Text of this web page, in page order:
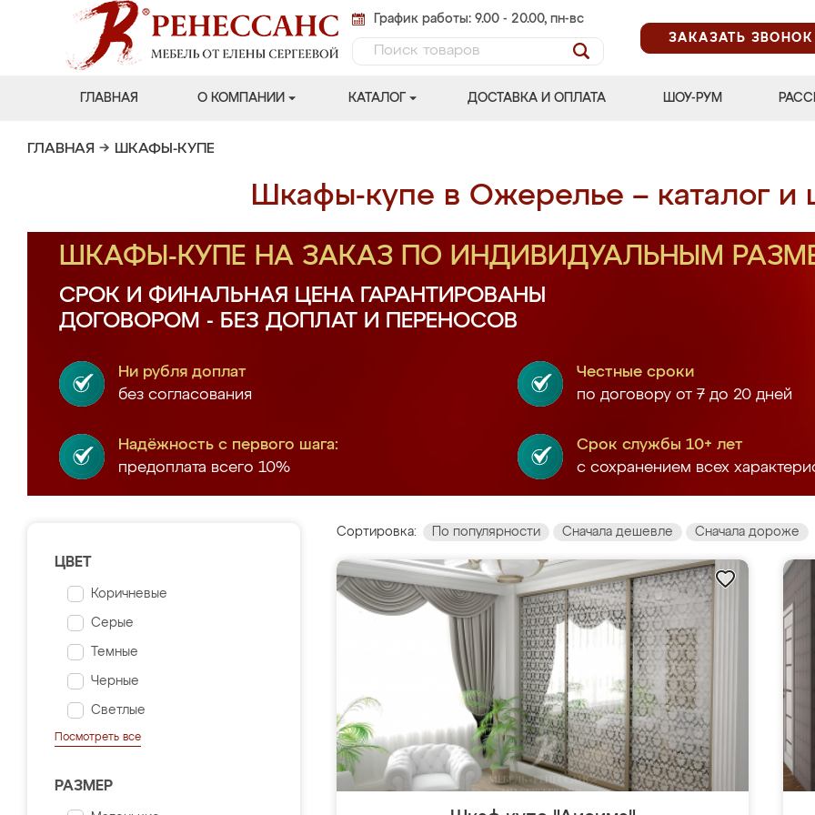
График работы: 9.00 - 20.00, пн-вс
ЗАКАЗАТЬ ЗВОНОК
ГЛАВНАЯ О КОМПАНИИ КАТАЛОГ ДОСТАВКА И ОПЛАТА ШОУ-РУМ
ГЛАВНАЯ → ШКАФЫ-КУПЕ
Шкафы-купе в Ожерелье – каталог и
ШКАФЫ-КУПЕ НА ЗАКАЗ ПО ИНДИВИДУАЛЬНЫМ
СРОК И ФИНАЛЬНАЯ ЦЕНА ГАРАНТИРОВАНЫ
ДОГОВОРОМ - БЕЗ ДОПЛАТ И ПЕРЕНОСОВ
Ни рубля доплат
без согласования
Честные сроки
по договору от 7 до 20 дней
Надёжность с первого шага:
предоплата всего 10%
Срок службы 10+ лет
с сохранением всех
ЦВЕТ
Коричневые
Серые
Темные
Черные
Светлые
Посмотреть все
РАЗМЕР
Сортировка: По популярности Сначала дешевле Сначала дороже